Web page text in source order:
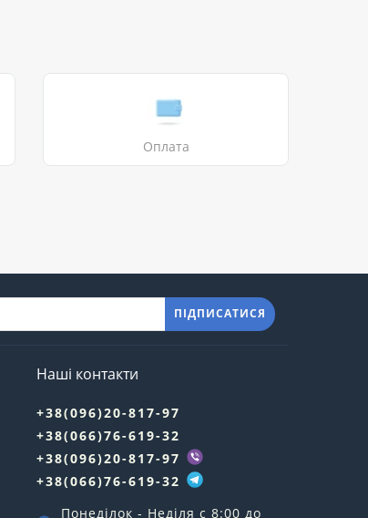
Оплата
ПІДПИСАТИСЯ
Наші контакти
+38(096)20-817-97
+38(066)76-619-32
+38(096)20-817-97
+38(066)76-619-32
Понеділок - Неділя c 8:00 до